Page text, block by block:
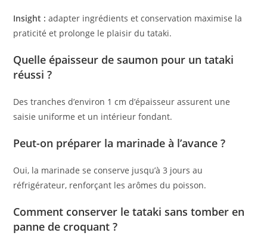
Insight : adapter ingrédients et conservation maximise la
praticité et prolonge le plaisir du tataki.
Quelle épaisseur de saumon pour un tataki
réussi ?
Des tranches d’environ 1 cm d’épaisseur assurent une
saisie uniforme et un intérieur fondant.
Peut-on préparer la marinade à l’avance ?
Oui, la marinade se conserve jusqu’à 3 jours au
réfrigérateur, renforçant les arômes du poisson.
Comment conserver le tataki sans tomber en
panne de croquant ?